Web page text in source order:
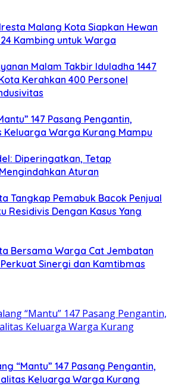
Malang Kota Siapkan Hewan
Kambing untuk Warga
Malam Takbir Iduladha 1447
Kerahkan 400 Personel
147 Pasang Pengantin,
Keluarga Warga Kurang Mampu
Diperingatkan, Tetap
Aturan
Tangkap Pemabuk Bacok Penjual
Residivis Dengan Kasus Yang
Bersama Warga Cat Jembatan
Sinergi dan Kamtibmas
“Mantu” 147 Pasang Pengantin,
Keluarga Warga Kurang